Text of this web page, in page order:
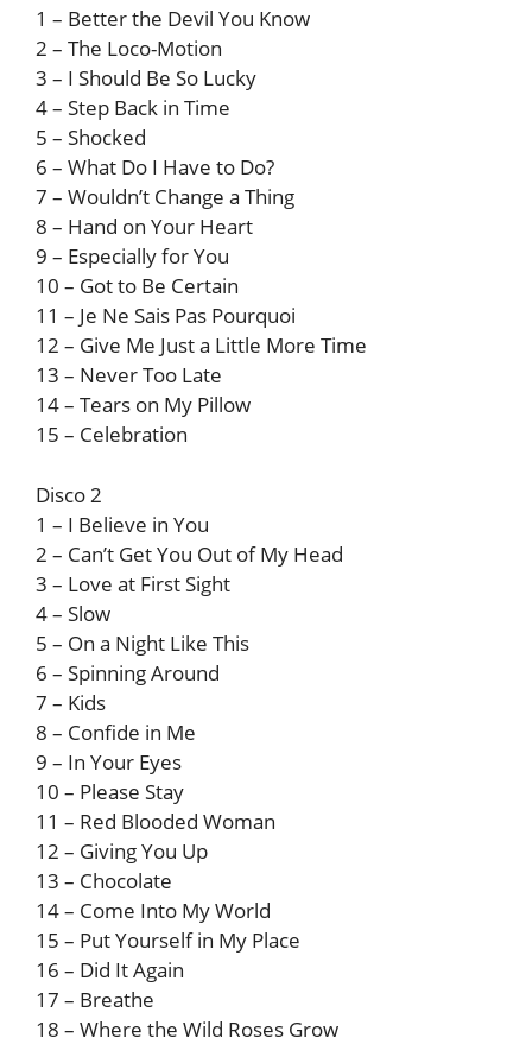
1 – Better the Devil You Know
2 – The Loco-Motion
3 – I Should Be So Lucky
4 – Step Back in Time
5 – Shocked
6 – What Do I Have to Do?
7 – Wouldn’t Change a Thing
8 – Hand on Your Heart
9 – Especially for You
10 – Got to Be Certain
11 – Je Ne Sais Pas Pourquoi
12 – Give Me Just a Little More Time
13 – Never Too Late
14 – Tears on My Pillow
15 – Celebration
Disco 2
1 – I Believe in You
2 – Can’t Get You Out of My Head
3 – Love at First Sight
4 – Slow
5 – On a Night Like This
6 – Spinning Around
7 – Kids
8 – Confide in Me
9 – In Your Eyes
10 – Please Stay
11 – Red Blooded Woman
12 – Giving You Up
13 – Chocolate
14 – Come Into My World
15 – Put Yourself in My Place
16 – Did It Again
17 – Breathe
18 – Where the Wild Roses Grow